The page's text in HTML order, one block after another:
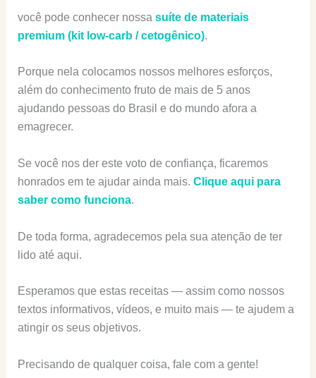
você pode conhecer nossa suíte de materiais
premium (kit low-carb / cetogênico).
Porque nela colocamos nossos melhores esforços,
além do conhecimento fruto de mais de 5 anos
ajudando pessoas do Brasil e do mundo afora a
emagrecer.
Se você nos der este voto de confiança, ficaremos
honrados em te ajudar ainda mais. Clique aqui para
saber como funciona.
De toda forma, agradecemos pela sua atenção de ter
lido até aqui.
Esperamos que estas receitas — assim como nossos
textos informativos, vídeos, e muito mais — te ajudem a
atingir os seus objetivos.
Precisando de qualquer coisa, fale com a gente!